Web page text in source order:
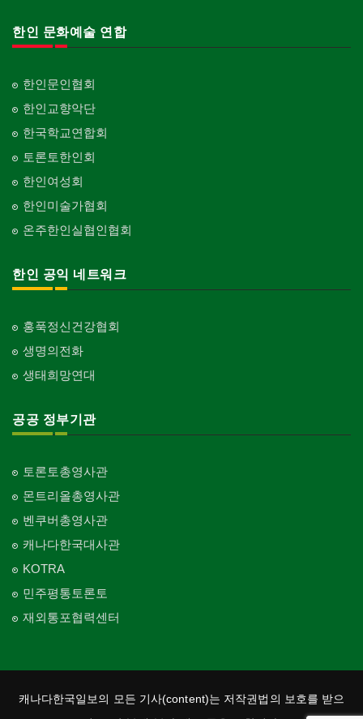
한인 문화예술 연합
한인문인협회
한인교향악단
한국학교연합회
토론토한인회
한인여성회
한인미술가협회
온주한인실협인협회
한인 공익 네트워크
홍푹정신건강협회
생명의전화
생태희망연대
공공 정부기관
토론토총영사관
몬트리올총영사관
벤쿠버총영사관
캐나다한국대사관
KOTRA
민주평통토론토
재외통포협력센터
캐나다한국일보의 모든 기사(content)는 저작권법의 보호를 받으